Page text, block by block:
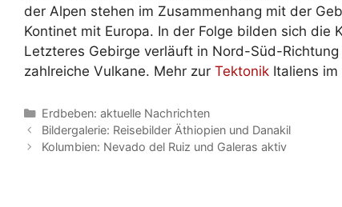
der Alpen stehen im Zusammenhang mit der
Kontinet mit Europa. In der Folge bilden sich die
Letzteres Gebirge verläuft in Nord-Süd-
zahlreiche Vulkane. Mehr zur Tektonik Italiens im
Kategorien
Erdbeben: aktuelle Nachrichten
Bildergalerie: Reisebilder Äthiopien und Danakil
Kolumbien: Nevado del Ruiz und Galeras aktiv